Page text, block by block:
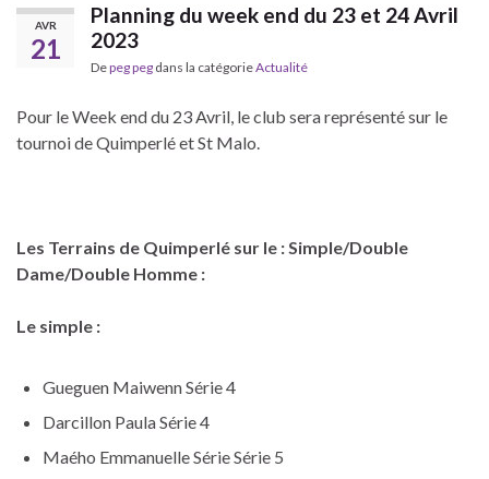
AVR
21
Planning du week end du 23 et 24 Avril
2023
Depeg peg dans la catégorieActualité
Pour le Week end du 23 Avril, le club sera représenté sur le
tournoi de Quimperlé et St Malo.
Les Terrains de Quimperlé sur le : Simple/Double
Dame/Double Homme :
Le simple :
Gueguen Maiwenn Série 4
Darcillon Paula Série 4
Maého Emmanuelle Série Série 5